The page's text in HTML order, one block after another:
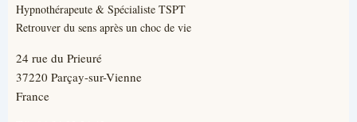
Hypnothérapeute & Spécialiste TSPT
Retrouver du sens après un choc de vie
24 rue du Prieuré
37220 Parçay-sur-Vienne
France